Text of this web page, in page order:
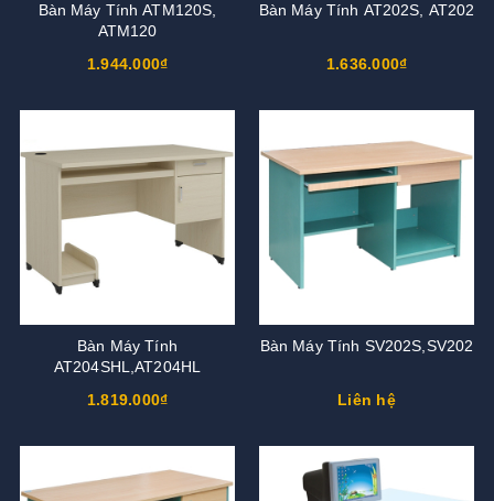
Bàn Máy Tính ATM120S,
ATM120
1.944.000₫
Bàn Máy Tính AT202S, AT202
1.636.000₫
Bàn Máy Tính
AT204SHL,AT204HL
1.819.000₫
Bàn Máy Tính SV202S,SV202
Liên hệ